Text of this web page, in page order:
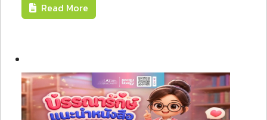
Read More